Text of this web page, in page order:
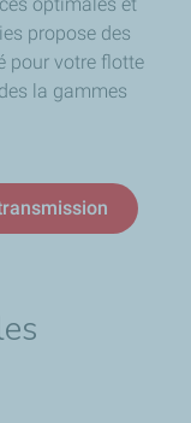
propose des
pour votre flotte
la gammes